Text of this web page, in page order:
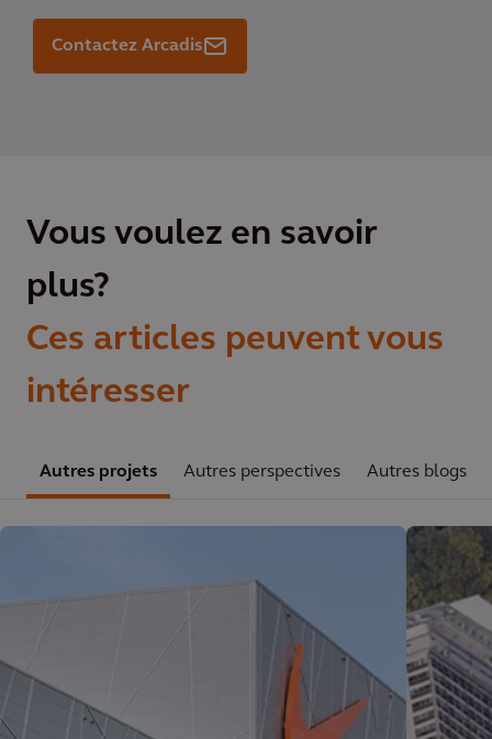
Contactez Arcadis
Vous voulez en savoir
plus?
Ces articles peuvent vous
intéresser
Autres projets Autres perspectives Autres blogs